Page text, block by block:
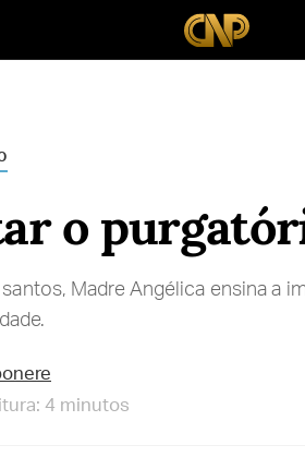
o
Madre Angélica ensina a
4 minutos